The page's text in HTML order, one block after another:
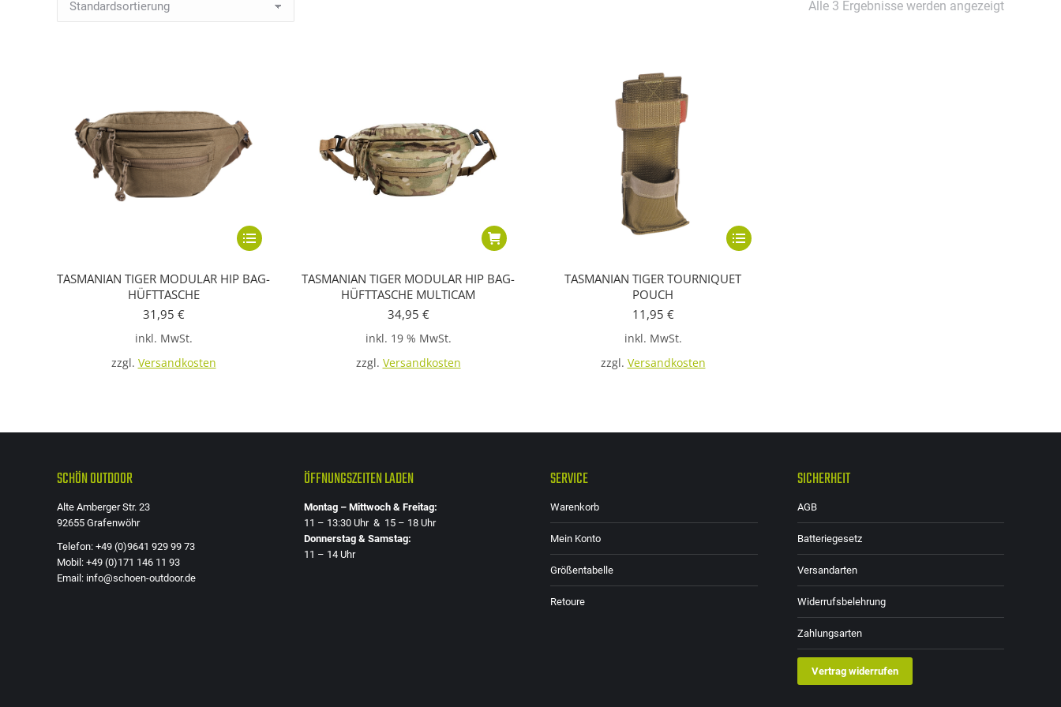
Alle 3 Ergebnisse werden angezeigt
Dieses
weist
auf
Produktseite
TASMANIAN TIGER MODULAR HIP BAG-
HÜFTTASCHE
31,95 €
inkl. MwSt.
zzgl. Versandkosten
TASMANIAN TIGER MODULAR HIP BAG-
HÜFTTASCHE MULTICAM
34,95 €
inkl. 19 % MwSt.
zzgl. Versandkosten
Dieses
weist
auf
werden
TASMANIAN TIGER TOURNIQUET
POUCH
11,95 €
inkl. MwSt.
zzgl. Versandkosten
SCHÖN OUTDOOR
Alte Amberger Str. 23
92655 Grafenwöhr
Telefon: +49 (0)9641 929 99 73
Mobil: +49 (0)171 146 11 93
Email: info@schoen-outdoor.de
ÖFFNUNGSZEITEN LADEN
Montag – Mittwoch & Freitag:
11 – 13:30 Uhr & 15 – 18 Uhr
Donnerstag & Samstag:
11 – 14 Uhr
SERVICE
Warenkorb
Mein Konto
Größentabelle
Retoure
SICHERHEIT
AGB
Batteriegesetz
Versandarten
Widerrufsbelehrung
Zahlungsarten
Vertrag widerrufen